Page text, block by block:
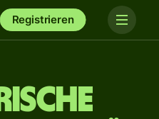
Registrieren